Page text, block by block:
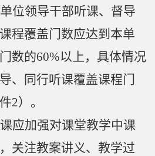
位领导干部听课、 督导
程覆盖门数应达到本单
数的60%以上，具体情况
、
同行听课覆盖课程门
2）。
应加强对课堂教学中课
关注教案讲义、教学过